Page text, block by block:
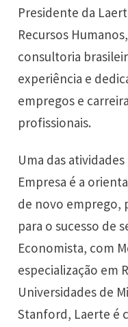
Presidente da
Recursos
consultoria
experiência e
empregos e
profissionais.
Uma das
Empresa é a
de novo emprego,
para o sucesso de
Economista, com
especialização em
Universidades de
Stanford, Laerte é